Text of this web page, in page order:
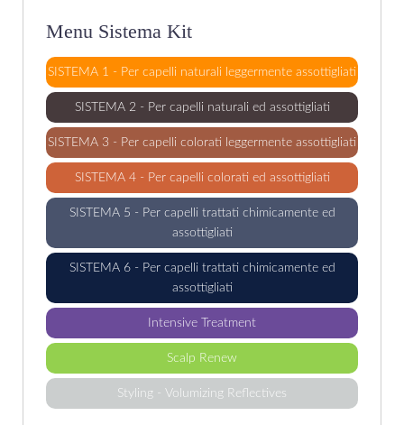
Menu Sistema Kit
SISTEMA 1 - Per capelli naturali leggermente assottigliati
SISTEMA 2 - Per capelli naturali ed assottigliati
SISTEMA 3 - Per capelli colorati leggermente assottigliati
SISTEMA 4 - Per capelli colorati ed assottigliati
SISTEMA 5 - Per capelli trattati chimicamente ed
assottigliati
SISTEMA 6 - Per capelli trattati chimicamente ed
assottigliati
Intensive Treatment
Scalp Renew
Styling - Volumizing Reflectives